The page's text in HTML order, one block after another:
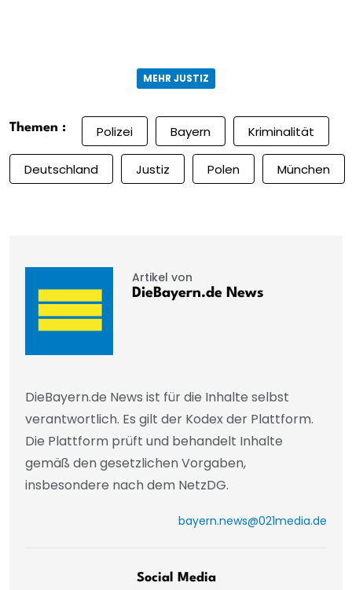
MEHR JUSTIZ
Themen : Polizei Bayern Kriminalität
Deutschland Justiz Polen München
Artikel von
DieBayern.de News
DieBayern.de News ist für die Inhalte selbst
verantwortlich. Es gilt der Kodex der Plattform.
Die Plattform prüft und behandelt Inhalte
gemäß den gesetzlichen Vorgaben,
insbesondere nach dem NetzDG.
bayern.news@021media.de
Social Media